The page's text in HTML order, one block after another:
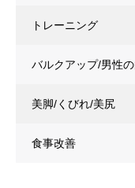
トレーニング
バルクアップ/男性
美脚/くびれ/美尻
食事改善